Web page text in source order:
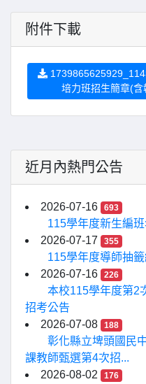
附件下載
培力班招生簡章(
近月內熱門公告
2026-07-16 693
115學年度新生編
2026-07-17
355
115學年度導師抽
2026-07-16
226
本校115學年度第2
招考公告
2026-07-08
188
彰化縣立埤頭國民
課教師甄選第4次招...
2026-08-02
176